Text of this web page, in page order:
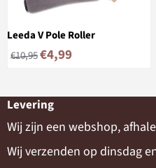
Leeda V Pole Roller
€10,95€4,99
Levering
Wij zijn een webshop,
Wij verzenden op dinsdag